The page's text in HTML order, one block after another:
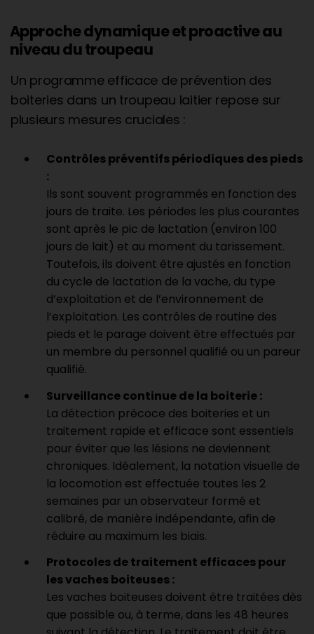
Approche dynamique et proactive au
niveau du troupeau
Un programme efficace de prévention des
boiteries dans un troupeau laitier repose sur
plusieurs mesures cruciales :
Contrôles préventifs périodiques des pieds
:
Ils sont souvent programmés en fonction des
jours de traite. Les périodes les plus courantes
sont après le pic de lactation (environ 100
jours de lait) et au moment du tarissement.
Toutefois, ils doivent être ajustés en fonction
du cycle de lactation de la vache, du type
d’exploitation et de l’environnement de
l’exploitation. Les contrôles de routine des
pieds et le parage doivent être effectués par
un membre du personnel qualifié ou un pareur
qualifié.
Surveillance continue de la boiterie :
La détection précoce des boiteries et un
traitement rapide et efficace sont essentiels
pour éviter que les lésions ne deviennent
chroniques. Idéalement, la notation visuelle de
la locomotion est effectuée toutes les 2
semaines par un observateur formé et
calibré, de manière indépendante, afin de
réduire au maximum les biais.
Protocoles de traitement efficaces pour
les vaches boiteuses :
Les vaches boiteuses doivent être traitées dès
que possible ou, à terme, dans les 48 heures